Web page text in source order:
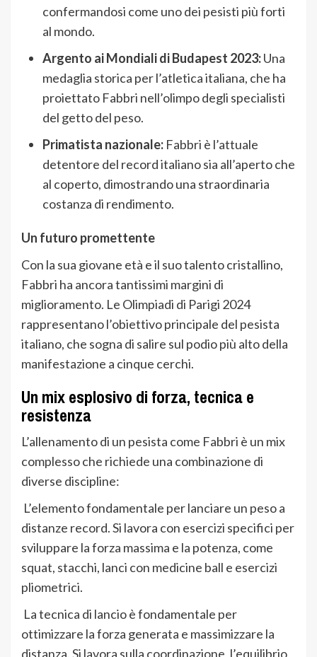
confermandosi come uno dei pesisti più forti
al mondo.
Argento ai Mondiali di Budapest 2023:Una
medaglia storica per l’atletica italiana, che ha
proiettato Fabbri nell’olimpo degli specialisti
del getto del peso.
Primatista nazionale: Fabbri è l’attuale
detentore del record italiano sia all’aperto che
al coperto, dimostrando una straordinaria
costanza di rendimento.
Un futuro promettente
Con la sua giovane età e il suo talento cristallino,
Fabbri ha ancora tantissimi margini di
miglioramento. Le Olimpiadi di Parigi 2024
rappresentano l’obiettivo principale del pesista
italiano, che sogna di salire sul podio più alto della
manifestazione a cinque cerchi.
Un mix esplosivo di forza, tecnica e
resistenza
L’allenamento di un pesista come Fabbri è un mix
complesso che richiede una combinazione di
diverse discipline:
L’elemento fondamentale per lanciare un peso a
distanze record. Si lavora con esercizi specifici per
sviluppare la forza massima e la potenza, come
squat, stacchi, lanci con medicine ball e esercizi
pliometrici.
La tecnica di lancio è fondamentale per
ottimizzare la forza generata e massimizzare la
distanza. Si lavora sulla coordinazione, l’equilibrio